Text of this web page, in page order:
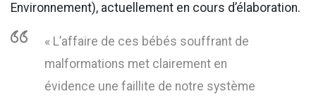
Environnement), actuellement en cours d’élaboration.
« L’affaire de ces bébés souffrant de
malformations met clairement en
évidence une faillite de notre système